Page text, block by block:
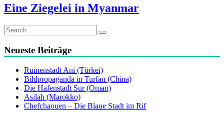
Eine Ziegelei in Myanmar
Neueste Beiträge
Ruinenstadt Ani (Türkei)
Bildpropaganda in Turfan (China)
Die Hafenstadt Sur (Oman)
Asilah (Marokko)
Chefchaouen – Die Blaue Stadt im Rif